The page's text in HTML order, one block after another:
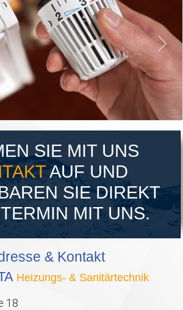
SIE MIT UNS
AUF UND
SIE DIREKT
MIT UNS.
& Kontakt
Heizungs- & Sanitärtechnik
18